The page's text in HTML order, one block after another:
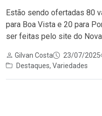
Estão sendo ofertadas 80
para Boa Vista e 20 para
ser feitas pelo site do Nova
Gilvan Costa 23/07/2025
Destaques, Variedades